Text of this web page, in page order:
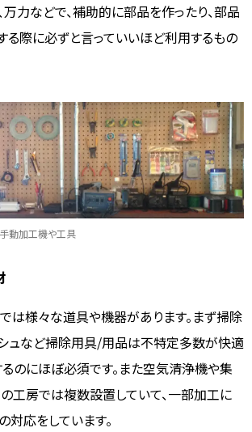
万力などで、補助的に部品を作ったり、部品
る際に必ずと言っていいほど利用するもの
動加工機や工具
は様々な道具や機器があります。まず掃除
シュなど掃除用具/用品は不特定多数が快適
るのにほぼ必須です。また空気清浄機や集
工房では複数設置していて、一部加工に
応をしています。